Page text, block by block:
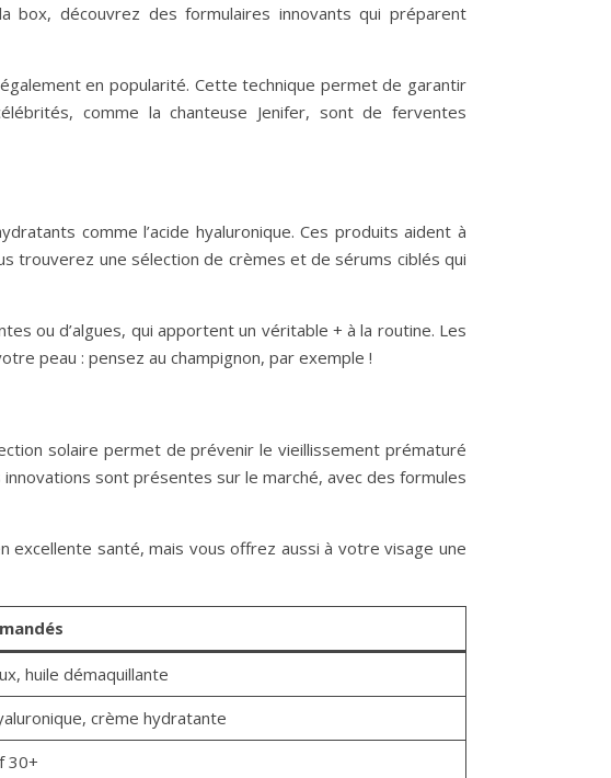
box, découvrez des formulaires innovants qui préparent
en popularité. Cette technique permet de garantir
comme la chanteuse Jenifer, sont de ferventes
comme l’acide hyaluronique. Ces produits aident à
trouverez une sélection de crèmes et de sérums ciblés qui
ou d’algues, qui apportent un véritable + à la routine. Les
peau : pensez au champignon, par exemple !
solaire permet de prévenir le vieillissement prématuré
sont présentes sur le marché, avec des formules
excellente santé, mais vous offrez aussi à votre visage une
huile démaquillante
crème hydratante
30+